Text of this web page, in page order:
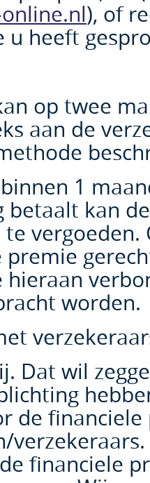
), of
u heeft
op twee
aan de
1
kan
vergoeden.
premie
hieraan
worden.
Dat wil
de
financiele